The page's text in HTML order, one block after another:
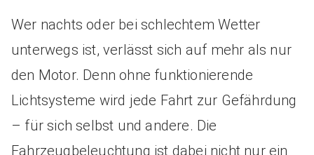
Wer nachts oder bei schlechtem Wetter
unterwegs ist, verlässt sich auf mehr als nur
den Motor. Denn ohne funktionierende
Lichtsysteme wird jede Fahrt zur Gefährdung
– für sich selbst und andere. Die
Fahrzeugbeleuchtung ist dabei nicht nur ein